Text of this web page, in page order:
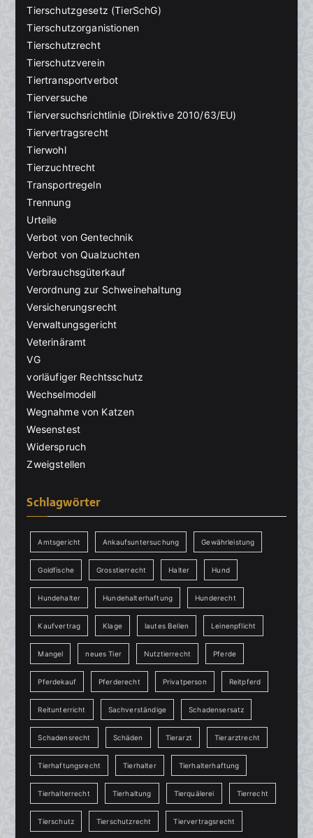
Tierschutzgesetz (TierSchG)
Tierschutzorganistionen
Tierschutzrecht
Tierschutzverein
Tiertransportverbot
Tierversuche
Tierversuchsrichtlinie (Direktive 2010/63/EU)
Tiervertragsrecht
Tierwohl
Tierzuchtrecht
Transportregeln
Trennung
Urteile
Verbot von Gentechnik
Verbot von Qualzuchten
Verbrauchsgüterkauf
Verordnung zur Schweinehaltung
Versicherungsrecht
Verwaltungsgericht
Veterinäramt
VG
vorläufiger Rechtsschutz
Wechselmodell
Wegnahme von Katzen
Wesenstest
Widerspruch
Zweigstellen
Schlagwörter
Amtsgericht Ankaufsuntersuchung Gewährleistung
Goldfische Grosstierrecht Halter Hund
Hundehalter Hundehalterhaftung Hunderecht
Kaufvertrag Klage lautes Bellen Leinenpflicht
Mangel neues Tier Nutztierrecht Pferde
Pferdekauf Pferderecht Privatperson Reitpferd
Reitunterricht Sachverständige Schadensersatz
Schadensrecht Schäden Tierarzt Tierarztrecht
Tierhaftungsrecht Tierhalter Tierhalterhaftung
Tierhalterrecht Tierhaltung Tierquälerei Tierrecht
Tierschutz Tierschutzrecht Tiervertragsrecht